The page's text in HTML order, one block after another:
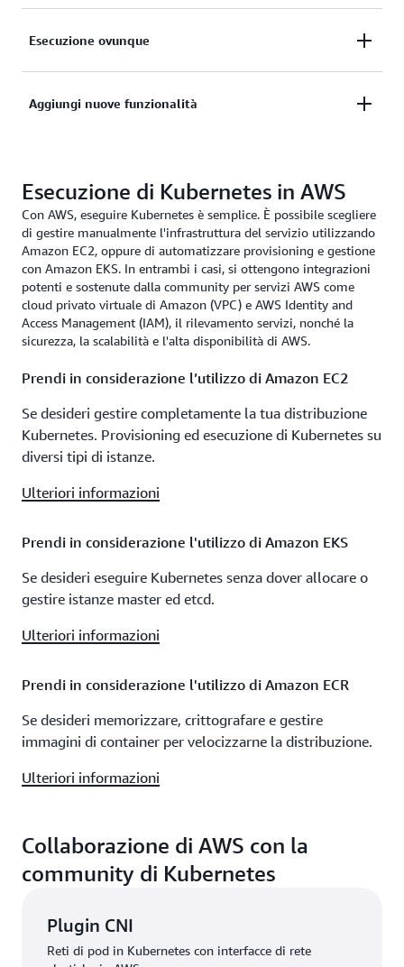
Con Kubernetes le applicazioni containerizzate
produzione nel cloud utilizzando gli stessi strumenti
Esecuzione ovunque
È possibile eseguire cluster Kubernetes a
Aggiungi nuove funzionalità
source, l’aggiunta di nuove funzionalità a
Kubernetes è semplice. Esiste una vasta community
di sviluppatori e imprese che costruiscono
estensioni, integrazioni e plugin che estendono le
funzionalità del servizio.
Esecuzione di Kubernetes in AWS
Con AWS, eseguire Kubernetes è semplice. È possibile scegliere
di gestire manualmente l'infrastruttura del servizio utilizzando
Amazon EC2, oppure di automatizzare provisioning e gestione
con Amazon EKS. In entrambi i casi, si ottengono integrazioni
potenti e sostenute dalla community per servizi AWS come
cloud privato virtuale di Amazon (VPC) e AWS Identity and
Access Management (IAM), il rilevamento servizi, nonché la
sicurezza, la scalabilità e l'alta disponibilità di AWS.
Prendi in considerazione l’utilizzo di Amazon EC2
Se desideri gestire completamente la tua distribuzione
Kubernetes. Provisioning ed esecuzione di Kubernetes su
diversi tipi di istanze.
Ulteriori informazioni
Prendi in considerazione l'utilizzo di Amazon EKS
Se desideri eseguire Kubernetes senza dover allocare o
gestire istanze master ed etcd.
Ulteriori informazioni
Prendi in considerazione l'utilizzo di Amazon ECR
Se desideri memorizzare, crittografare e gestire
immagini di container per velocizzarne la distribuzione.
Ulteriori informazioni
Collaborazione di AWS con la
community di Kubernetes
Plugin CNI
Reti di pod in Kubernetes con interfacce di rete